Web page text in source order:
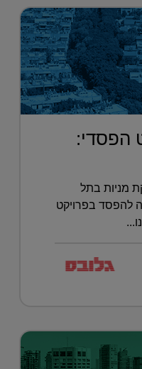
הפסדי:
מניות בתל
להפסד בפרויקט